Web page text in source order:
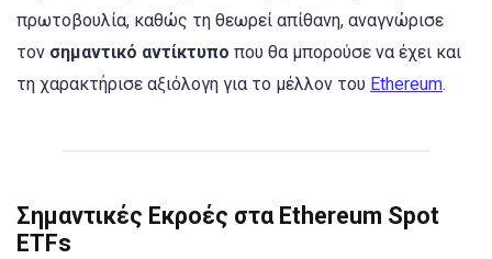
πρωτοβουλία, καθώς τη θεωρεί απίθανη, αναγνώρισε
τον σημαντικό αντίκτυπο που θα μπορούσε να έχει και
τη χαρακτήρισε αξιόλογη για το μέλλον του Ethereum.
Σημαντικές Εκροές στα Ethereum Spot
ETFs